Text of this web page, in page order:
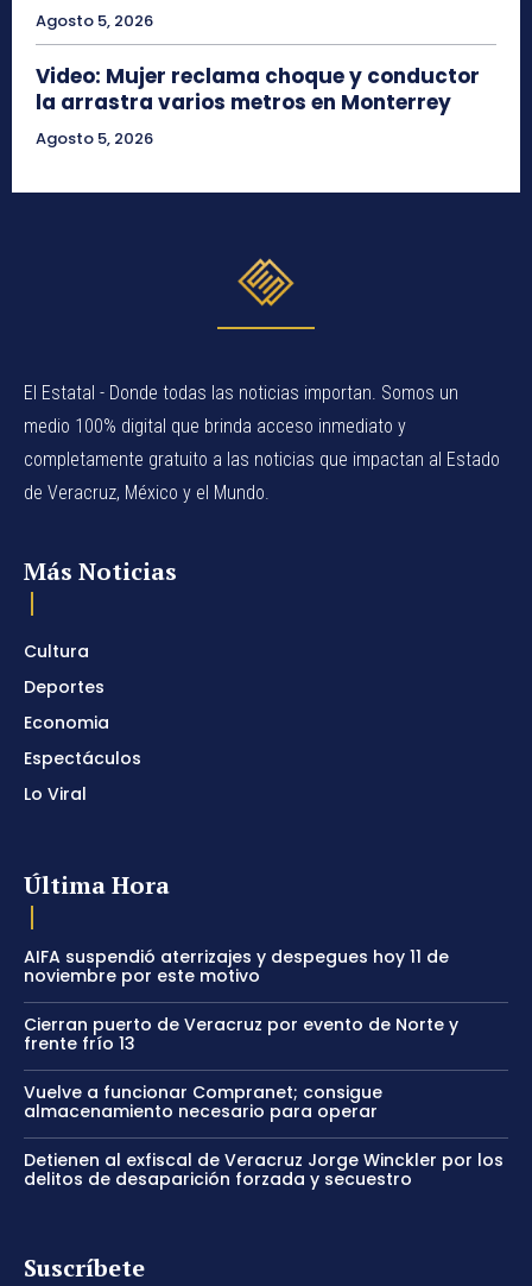
Agosto 5, 2026
Video: Mujer reclama choque y conductor
la arrastra varios metros en Monterrey
Agosto 5, 2026
El Estatal - Donde todas las noticias importan. Somos un
medio 100% digital que brinda acceso inmediato y
completamente gratuito a las noticias que impactan al Estado
de Veracruz, México y el Mundo.
Más Noticias
Cultura
Deportes
Economia
Espectáculos
Lo Viral
Última Hora
AIFA suspendió aterrizajes y despegues hoy 11 de
noviembre por este motivo
Cierran puerto de Veracruz por evento de Norte y
frente frío 13
Vuelve a funcionar Compranet; consigue
almacenamiento necesario para operar
Detienen al exfiscal de Veracruz Jorge Winckler por los
delitos de desaparición forzada y secuestro
Suscríbete